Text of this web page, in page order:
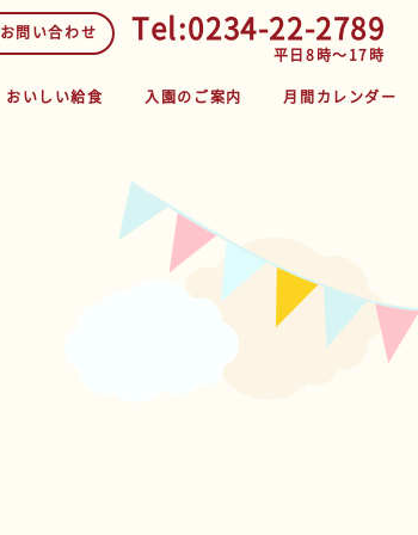
お問い合わせ Tel:0234-22-2789
平日8時～17時
おいしい給食 入園のご案内 月間カレンダー